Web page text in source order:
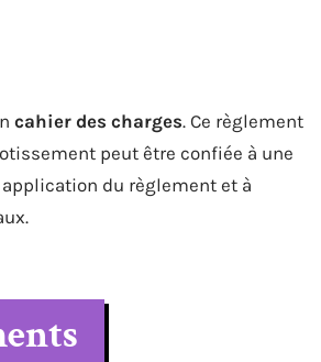
cahier des charges. Ce règlement
peut être confiée à une
du règlement et à